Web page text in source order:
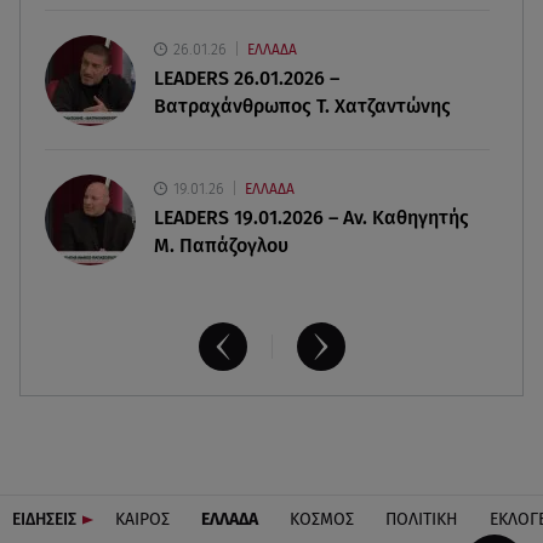
Ανδρομάχη: «Συγγνώμη. Δεν μπόρεσα να
ανταπεξέλθω»26.01.26 ΕΛΛΑΔΑ
LEADERS 26.01.2026 –
Βατραχάνθρωπος Τ. Χατζαντώνης
19.01.26 ΕΛΛΑΔΑ
LEADERS 19.01.2026 – Αν. Καθηγητής
Μ. Παπάζογλου
ΕΙΔΗΣΕΙΣ ΚΑΙΡΟΣ ΕΛΛΑΔΑ ΚΟΣΜΟΣ ΠΟΛΙΤΙΚΗ